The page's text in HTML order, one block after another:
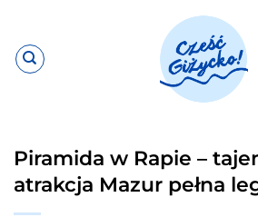
zawartości
Piramida w Rapie –
atrakcja Mazur pełna